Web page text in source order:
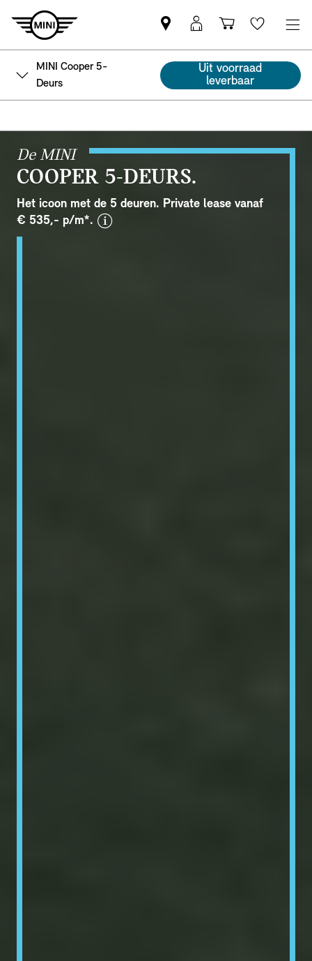
Vind
een
MINI
partner
MyMini
login
Wishlist
MINI Cooper 5-
Deurs
Uit voorraad
leverbaar
De MINI
COOPER 5-DEURS.
Het icoon met de 5 deuren. Private lease vanaf
€ 535,- p/m*.